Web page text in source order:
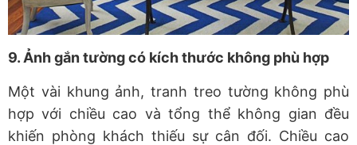
9. Ảnh gắn tường có kích thước không phù hợp
Một vài khung ảnh, tranh treo tường không phù
hợp với chiều cao và tổng thể không gian đều
khiến phòng khách thiếu sự cân đối. Chiều cao